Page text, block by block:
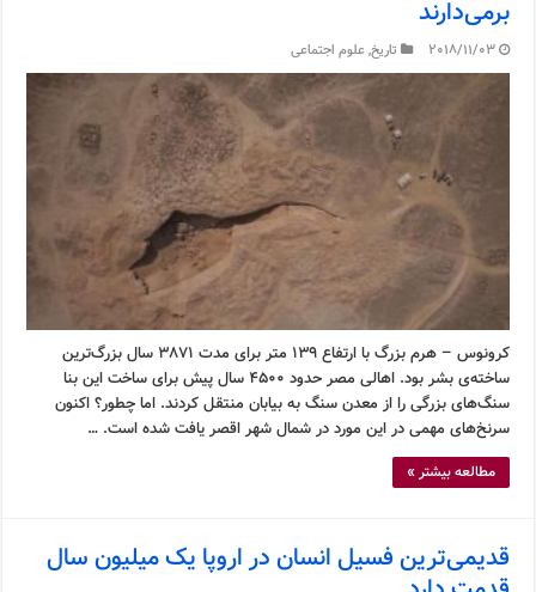
برمی‌دارند
2018/11/03 تاریخ,علوم اجتماعی
کرونوس – هرم بزرگ با ارتفاع ۱۳۹ متر برای مدت ۳۸۷۱ سال بزرگ‌ترین
ساخته‌ی بشر بود. اهالی مصر حدود ۴۵۰۰ سال پیش برای ساخت این بنا
سنگ‌های بزرگی را از معدن سنگ به بیابان منتقل کردند. اما چطور؟ اکنون
سرنخ‌های مهمی در این مورد در شمال شهر اقصر یافت شده است. …
مطالعه بیشتر »
قدیمی‌ترین فسیل انسان در اروپا یک میلیون سال